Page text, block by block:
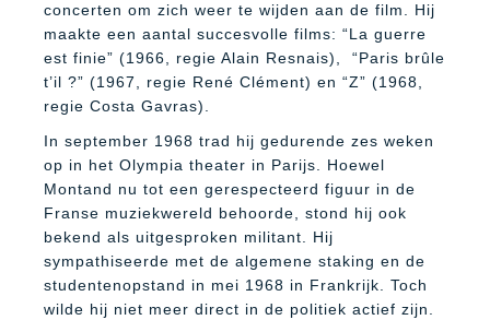
concerten om zich weer te wijden aan de film. Hij
maakte een aantal succesvolle films: “La guerre
est finie” (1966, regie Alain Resnais), “Paris brûle
t’il ?” (1967, regie René Clément) en “Z” (1968,
regie Costa Gavras).
In september 1968 trad hij gedurende zes weken
op in het Olympia theater in Parijs. Hoewel
Montand nu tot een gerespecteerd figuur in de
Franse muziekwereld behoorde, stond hij ook
bekend als uitgesproken militant. Hij
sympathiseerde met de algemene staking en de
studentenopstand in mei 1968 in Frankrijk. Toch
wilde hij niet meer direct in de politiek actief zijn.